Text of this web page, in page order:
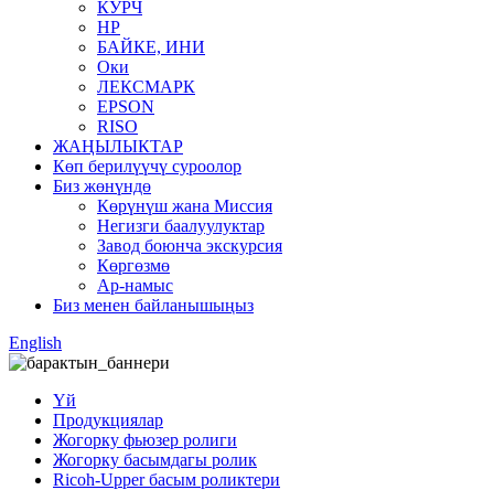
КУРЧ
HP
БАЙКЕ, ИНИ
Оки
ЛЕКСМАРК
EPSON
RISO
ЖАҢЫЛЫКТАР
Көп берилүүчү суроолор
Биз жөнүндө
Көрүнүш жана Миссия
Негизги баалуулуктар
Завод боюнча экскурсия
Көргөзмө
Ар-намыс
Биз менен байланышыңыз
English
Үй
Продукциялар
Жогорку фьюзер ролиги
Жогорку басымдагы ролик
Ricoh-Upper басым роликтери